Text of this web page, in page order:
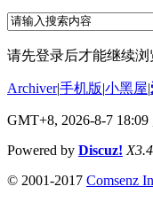
请先登录后才能继续浏
Archiver|手机版|小黑屋|
GMT+8, 2026-8-7 18:09
Powered by Discuz! X3.4
© 2001-2017 Comsenz